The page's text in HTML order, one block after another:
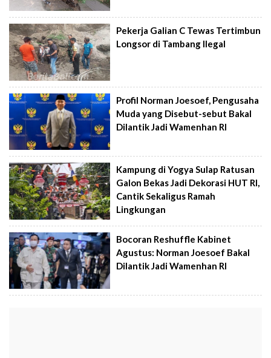
Pekerja Galian C Tewas Tertimbun
Longsor di Tambang Ilegal
Profil Norman Joesoef, Pengusaha
Muda yang Disebut-sebut Bakal
Dilantik Jadi Wamenhan RI
Kampung di Yogya Sulap Ratusan
Galon Bekas Jadi Dekorasi HUT RI,
Cantik Sekaligus Ramah
Lingkungan
Bocoran Reshuffle Kabinet
Agustus: Norman Joesoef Bakal
Dilantik Jadi Wamenhan RI